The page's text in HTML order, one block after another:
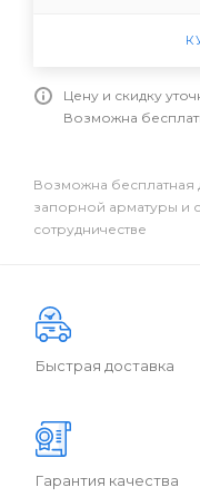
Цену и скидку
Возможна
Возможна бесплатная
запорной арматуры и
сотрудничестве
Быстрая доставка
Гарантия качества